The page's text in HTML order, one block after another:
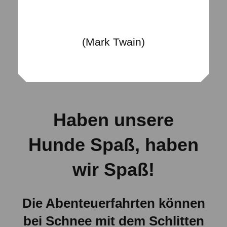
(Mark Twain)
Haben unsere
Hunde Spaß, haben
wir Spaß!
Die Abenteuerfahrten können
bei Schnee mit dem Schlitten